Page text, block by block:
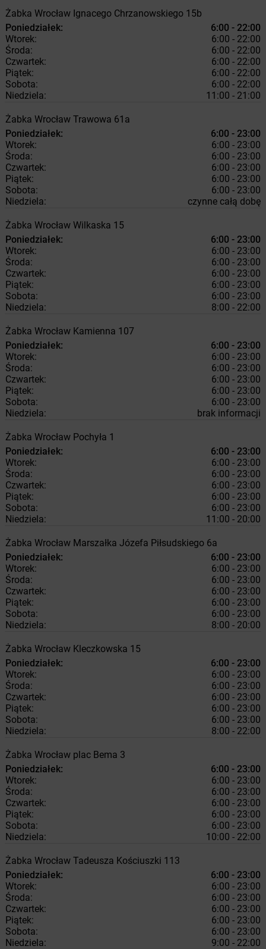
Żabka Wrocław Ignacego Chrzanowskiego 15b
Poniedziałek:
6:00 - 22:00
Wtorek:
6:00 - 22:00
Środa:
6:00 - 22:00
Czwartek:
6:00 - 22:00
Piątek:
6:00 - 22:00
Sobota:
6:00 - 22:00
Niedziela:
11:00 - 21:00
Żabka Wrocław Trawowa 61a
Poniedziałek:
6:00 - 23:00
Wtorek:
6:00 - 23:00
Środa:
6:00 - 23:00
Czwartek:
6:00 - 23:00
Piątek:
6:00 - 23:00
Sobota:
6:00 - 23:00
Niedziela:
czynne całą dobę
Żabka Wrocław Wilkaska 15
Poniedziałek:
6:00 - 23:00
Wtorek:
6:00 - 23:00
Środa:
6:00 - 23:00
Czwartek:
6:00 - 23:00
Piątek:
6:00 - 23:00
Sobota:
6:00 - 23:00
Niedziela:
8:00 - 22:00
Żabka Wrocław Kamienna 107
Poniedziałek:
6:00 - 23:00
Wtorek:
6:00 - 23:00
Środa:
6:00 - 23:00
Czwartek:
6:00 - 23:00
Piątek:
6:00 - 23:00
Sobota:
6:00 - 23:00
Niedziela:
brak informacji
Żabka Wrocław Pochyła 1
Poniedziałek:
6:00 - 23:00
Wtorek:
6:00 - 23:00
Środa:
6:00 - 23:00
Czwartek:
6:00 - 23:00
Piątek:
6:00 - 23:00
Sobota:
6:00 - 23:00
Niedziela:
11:00 - 20:00
Żabka Wrocław Marszałka Józefa Piłsudskiego 6a
Poniedziałek:
6:00 - 23:00
Wtorek:
6:00 - 23:00
Środa:
6:00 - 23:00
Czwartek:
6:00 - 23:00
Piątek:
6:00 - 23:00
Sobota:
6:00 - 23:00
Niedziela:
8:00 - 20:00
Żabka Wrocław Kleczkowska 15
Poniedziałek:
6:00 - 23:00
Wtorek:
6:00 - 23:00
Środa:
6:00 - 23:00
Czwartek:
6:00 - 23:00
Piątek:
6:00 - 23:00
Sobota:
6:00 - 23:00
Niedziela:
8:00 - 22:00
Żabka Wrocław plac Bema 3
Poniedziałek:
6:00 - 23:00
Wtorek:
6:00 - 23:00
Środa:
6:00 - 23:00
Czwartek:
6:00 - 23:00
Piątek:
6:00 - 23:00
Sobota:
6:00 - 23:00
Niedziela:
10:00 - 22:00
Żabka Wrocław Tadeusza Kościuszki 113
Poniedziałek:
6:00 - 23:00
Wtorek:
6:00 - 23:00
Środa:
6:00 - 23:00
Czwartek:
6:00 - 23:00
Piątek:
6:00 - 23:00
Sobota:
6:00 - 23:00
Niedziela:
9:00 - 22:00